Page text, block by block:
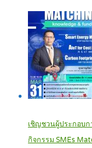
เชิญชวนผู้ประกอบก
กิจกรรม SMEs